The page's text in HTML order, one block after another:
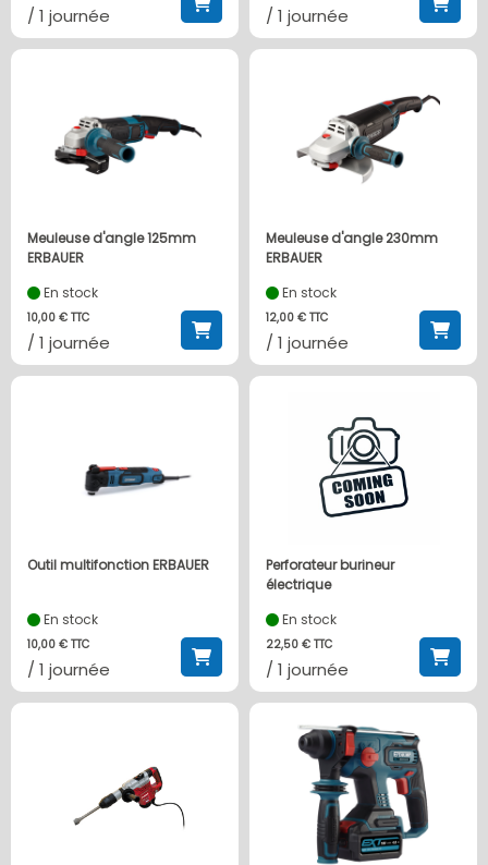
/ 1 journée / 1 journée
Meuleuse d'angle 125mm
ERBAUER
En stock
10,00 € TTC
/ 1 journée
Meuleuse d'angle 230mm
ERBAUER
En stock
12,00 € TTC
/ 1 journée
Outil multifonction ERBAUER
En stock
10,00 € TTC
/ 1 journée
Perforateur burineur
électrique
En stock
22,50 € TTC
/ 1 journée